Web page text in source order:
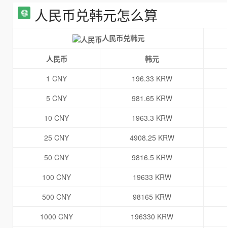
人民币兑韩元怎么算
人民币兑韩元
人民币
韩元
1 CNY
196.33 KRW
5 CNY
981.65 KRW
10 CNY
1963.3 KRW
25 CNY
4908.25 KRW
50 CNY
9816.5 KRW
100 CNY
19633 KRW
500 CNY
98165 KRW
1000 CNY
196330 KRW